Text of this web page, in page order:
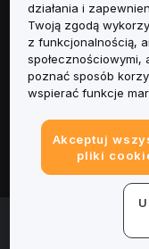
Usługi
Obsługa Klienta
Informacje
© 2025-2026
działania i
Twoją zgodą
z funkcjonalnością,
społecznościowymi,
poznać sposób
wspierać funkcje
Akceptuj
pliki